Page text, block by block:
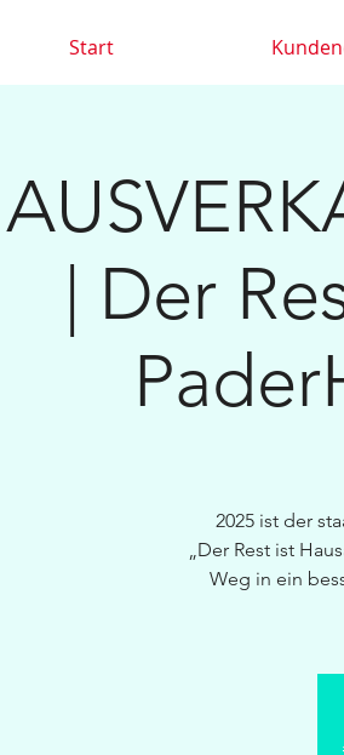
Start
| Der
2025 ist der
„Der Rest ist
Weg in ein